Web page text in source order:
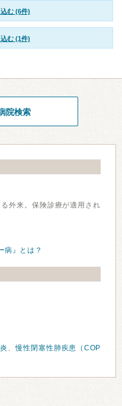
む (6件)
む (1件)
院検索
外来。保険診療が適用され
病』とは？
、慢性閉塞性肺疾患（COP